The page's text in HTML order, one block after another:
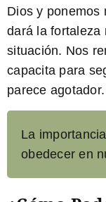
Dios y ponemos
dará la fortaleza
situación. Nos
capacita para
parece agotador.
La
obedecer en